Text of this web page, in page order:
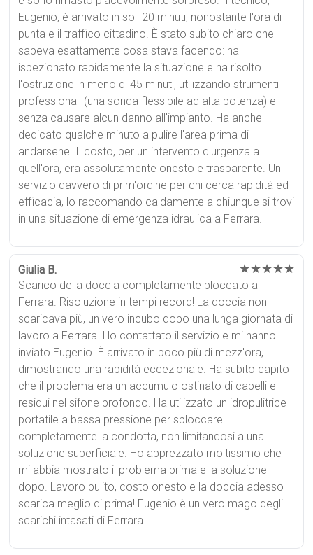
Eugenio, è arrivato in soli 20 minuti, nonostante l'ora di
punta e il traffico cittadino. È stato subito chiaro che
sapeva esattamente cosa stava facendo: ha
ispezionato rapidamente la situazione e ha risolto
l'ostruzione in meno di 45 minuti, utilizzando strumenti
professionali (una sonda flessibile ad alta potenza) e
senza causare alcun danno all'impianto. Ha anche
dedicato qualche minuto a pulire l'area prima di
andarsene. Il costo, per un intervento d'urgenza a
quell'ora, era assolutamente onesto e trasparente. Un
servizio davvero di prim'ordine per chi cerca rapidità ed
efficacia, lo raccomando caldamente a chiunque si trovi
in una situazione di emergenza idraulica a Ferrara.
Giulia B. ★★★★★
Scarico della doccia completamente bloccato a
Ferrara. Risoluzione in tempi record! La doccia non
scaricava più, un vero incubo dopo una lunga giornata di
lavoro a Ferrara. Ho contattato il servizio e mi hanno
inviato Eugenio. È arrivato in poco più di mezz'ora,
dimostrando una rapidità eccezionale. Ha subito capito
che il problema era un accumulo ostinato di capelli e
residui nel sifone profondo. Ha utilizzato un idropulitrice
portatile a bassa pressione per sbloccare
completamente la condotta, non limitandosi a una
soluzione superficiale. Ho apprezzato moltissimo che
mi abbia mostrato il problema prima e la soluzione
dopo. Lavoro pulito, costo onesto e la doccia adesso
scarica meglio di prima! Eugenio è un vero mago degli
scarichi intasati di Ferrara.